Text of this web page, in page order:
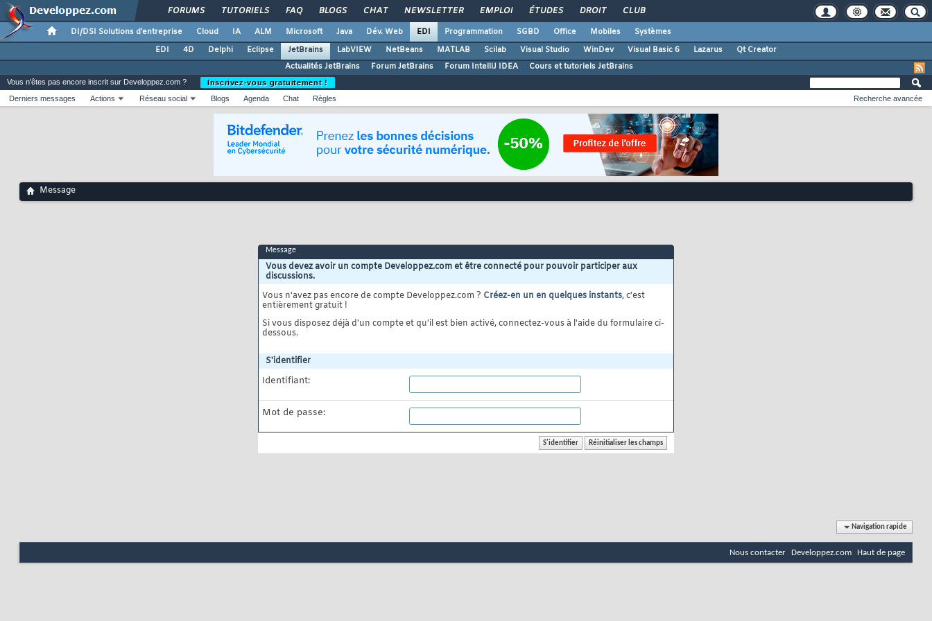
FORUMS TUTORIELS FAQ BLOGS CHAT NEWSLETTER EMPLOI ÉTUDES DROIT CLUB
DI/DSI Solutions d'entreprise Cloud IA ALM Microsoft Java Dév. Web EDI Programmation SGBD Office Mobiles
Systèmes
EDI
4D Delphi Eclipse JetBrains LabVIEW NetBeans MATLAB Scilab Visual Studio WinDev Visual Basic 6 Lazarus
Qt Creator
Actualités JetBrains
Forum JetBrains Forum IntelliJ IDEA Cours et tutoriels JetBrains
Vous n'êtes pas encore inscrit sur Developpez.com ?
Inscrivez-vous gratuitement !
Derniers messages
Actions Réseau social Blogs Agenda Chat Règles Recherche avancée
Message
Message
Vous devez avoir un compte Developpez.com et être connecté pour pouvoir participer aux
discussions.
Vous n'avez pas encore de compte Developpez.com ? Créez-en un en quelques instants, c'est
entièrement gratuit !
Si vous disposez déjà d'un compte et qu'il est bien activé, connectez-vous à l'aide du formulaire ci-
dessous.
S'identifier
Identifiant:
Mot de passe:
Navigation rapide
Nous contacter Developpez.com Haut de page